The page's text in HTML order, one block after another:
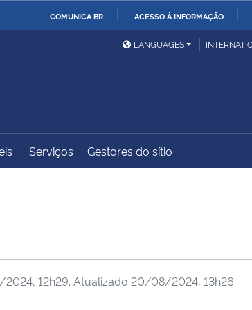
COMUNICA BR ACESSO À INFORMAÇÃO
da Defesa
Ministério das Relações
Exteriores
do
Controladoria-Geral da
LANGUAGES
Serviços Gestores do sítio
12h29. Atualizado 20/08/2024, 13h26